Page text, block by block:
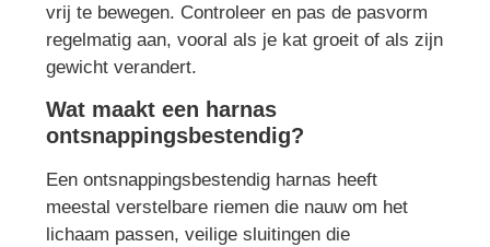
vrij te bewegen. Controleer en pas de pasvorm
regelmatig aan, vooral als je kat groeit of als zijn
gewicht verandert.
Wat maakt een harnas
ontsnappingsbestendig?
Een ontsnappingsbestendig harnas heeft
meestal verstelbare riemen die nauw om het
lichaam passen, veilige sluitingen die